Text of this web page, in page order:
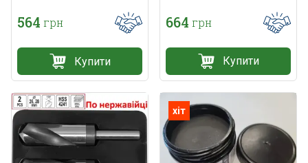
564 грн
Купити
664 грн
Купити
хіт